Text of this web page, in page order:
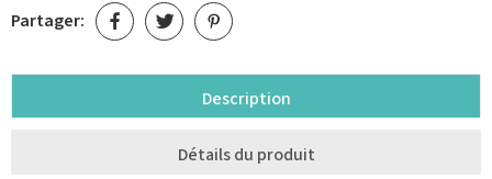
Partager:
Description
Détails du produit